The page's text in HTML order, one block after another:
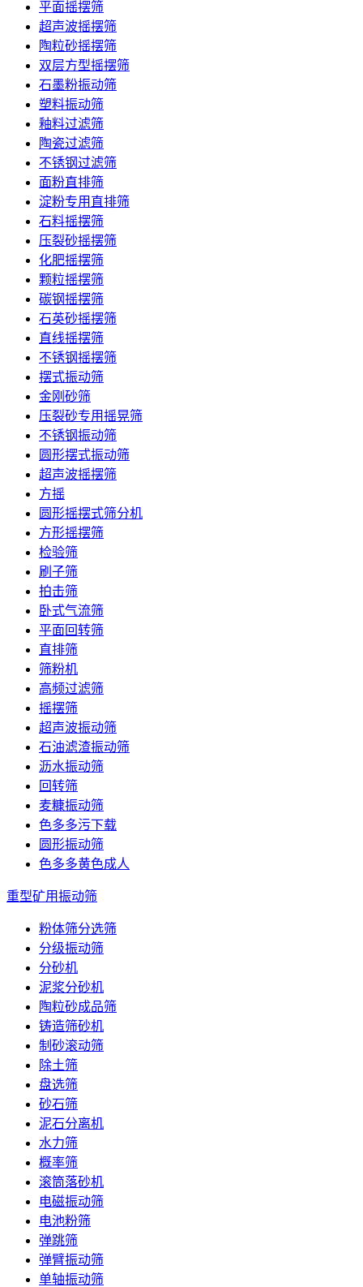
平面摇摆筛
超声波摇摆筛
陶粒砂摇摆筛
双层方型摇摆筛
石墨粉振动筛
塑料振动筛
釉料过滤筛
陶瓷过滤筛
不锈钢过滤筛
面粉直排筛
淀粉专用直排筛
石料摇摆筛
压裂砂摇摆筛
化肥摇摆筛
颗粒摇摆筛
碳钢摇摆筛
石英砂摇摆筛
直线摇摆筛
不锈钢摇摆筛
摆式振动筛
金刚砂筛
压裂砂专用摇晃筛
不锈钢振动筛
圆形摆式振动筛
超声波摇摆筛
方摇
圆形摇摆式筛分机
方形摇摆筛
检验筛
刷子筛
拍击筛
卧式气流筛
平面回转筛
直排筛
筛粉机
高频过滤筛
摇摆筛
超声波振动筛
石油滤渣振动筛
沥水振动筛
回转筛
麦糠振动筛
色多多污下载
圆形振动筛
色多多黄色成人
重型矿用振动筛
粉体筛分选筛
分级振动筛
分砂机
泥浆分砂机
陶粒砂成品筛
铸造筛砂机
制砂滚动筛
除土筛
盘选筛
砂石筛
泥石分离机
水力筛
概率筛
滚筒落砂机
电磁振动筛
电池粉筛
弹跳筛
弹臂振动筛
单轴振动筛